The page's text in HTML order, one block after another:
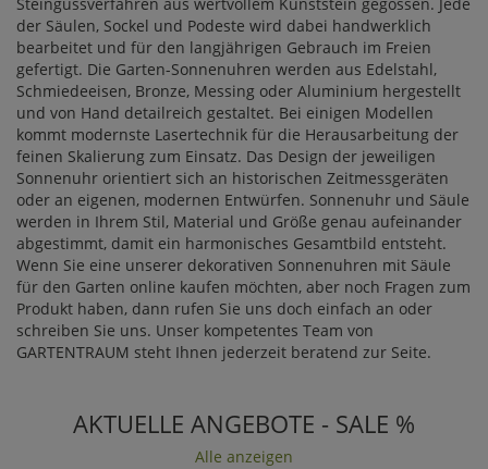
der Säulen, Sockel und Podeste wird dabei handwerklich
bearbeitet und für den langjährigen Gebrauch im Freien
gefertigt. Die Garten-Sonnenuhren werden aus Edelstahl,
Schmiedeeisen, Bronze, Messing oder Aluminium hergestellt
und von Hand detailreich gestaltet. Bei einigen Modellen
kommt modernste Lasertechnik für die Herausarbeitung der
feinen Skalierung zum Einsatz. Das Design der jeweiligen
Sonnenuhr orientiert sich an historischen Zeitmessgeräten
oder an eigenen, modernen Entwürfen. Sonnenuhr und Säule
werden in Ihrem Stil, Material und Größe genau aufeinander
abgestimmt, damit ein harmonisches Gesamtbild entsteht.
Wenn Sie eine unserer dekorativen Sonnenuhren mit Säule
für den Garten online kaufen möchten, aber noch Fragen zum
Produkt haben, dann rufen Sie uns doch einfach an oder
schreiben Sie uns. Unser kompetentes Team von
GARTENTRAUM steht Ihnen jederzeit beratend zur Seite.
AKTUELLE ANGEBOTE - SALE %
Alle anzeigen